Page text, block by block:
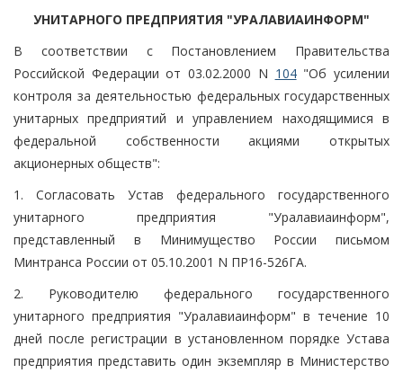
УНИТАРНОГО ПРЕДПРИЯТИЯ "УРАЛАВИАИНФОРМ"
В соответствии с Постановлением Правительства
Российской Федерации от 03.02.2000 N 104"Об усилении
контроля за деятельностью федеральных государственных
унитарных предприятий и управлением находящимися в
федеральной собственности акциями открытых
акционерных обществ":
1. Согласовать Устав федерального государственного
унитарного предприятия "Уралавиаинформ",
представленный в Минимущество России письмом
Минтранса России от 05.10.2001 N ПР16-526ГА.
2. Руководителю федерального государственного
унитарного предприятия "Уралавиаинформ" в течение 10
дней после регистрации в установленном порядке Устава
предприятия представить один экземпляр в Министерство